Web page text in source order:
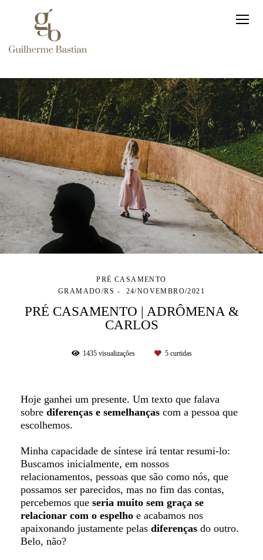
PRÉ CASAMENTO
GRAMADO/RS
24/NOVEMBRO/2021
PRÉ CASAMENTO | ADRÔMENA &
CARLOS
1435visualizações 5curtidas
Hoje ganhei um presente. Um texto que falava
sobre diferenças e semelhanças com a pessoa que
escolhemos.
Minha capacidade de síntese irá tentar resumi-lo:
Buscamos inicialmente, em nossos
relacionamentos, pessoas que são como nós, que
possamos ser parecidos, mas no fim das contas,
percebemos que seria muito sem graça se
relacionar com o espelho e acabamos nos
apaixonando justamente pelas diferenças do outro.
Belo, não?